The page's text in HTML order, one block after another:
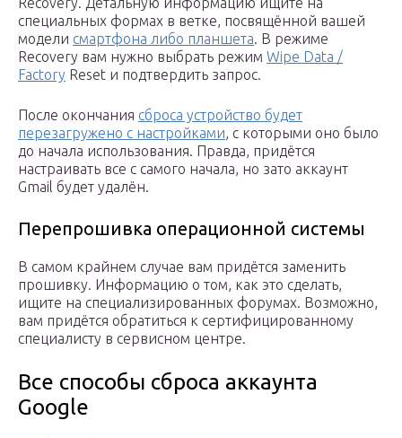
специальных формах в ветке, посвящённой вашей
модели смартфона либо планшета. В режиме
Recovery вам нужно выбрать режим Wipe Data /
Factory Reset и подтвердить запрос.
После окончания сброса устройство будет
перезагружено с настройками, с которыми оно было
до начала использования. Правда, придётся
настраивать все с самого начала, но зато аккаунт
Gmail будет удалён.
Перепрошивка операционной системы
В самом крайнем случае вам придётся заменить
прошивку. Информацию о том, как это сделать,
ищите на специализированных форумах. Возможно,
вам придётся обратиться к сертифицированному
специалисту в сервисном центре.
Все способы сброса аккаунта
Google